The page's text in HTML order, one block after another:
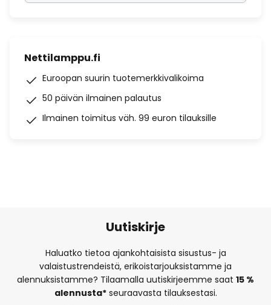
Nettilamppu.fi
Euroopan suurin tuotemerkkivalikoima
50 päivän ilmainen palautus
Ilmainen toimitus väh. 99 euron tilauksille
Uutiskirje
Haluatko tietoa ajankohtaisista sisustus- ja
valaistustrendeistä, erikoistarjouksistamme ja
alennuksistamme? Tilaamalla uutiskirjeemme saat 15 %
alennusta*seuraavasta tilauksestasi.